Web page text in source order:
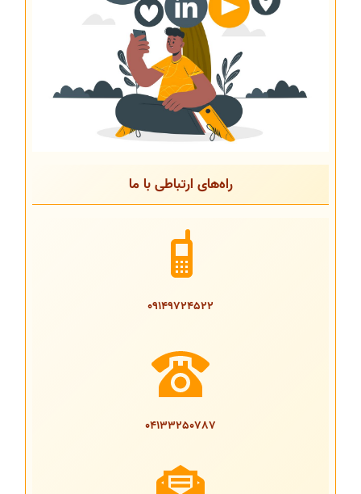
راه‌های ارتباطی با ما
09149724522
04133250787